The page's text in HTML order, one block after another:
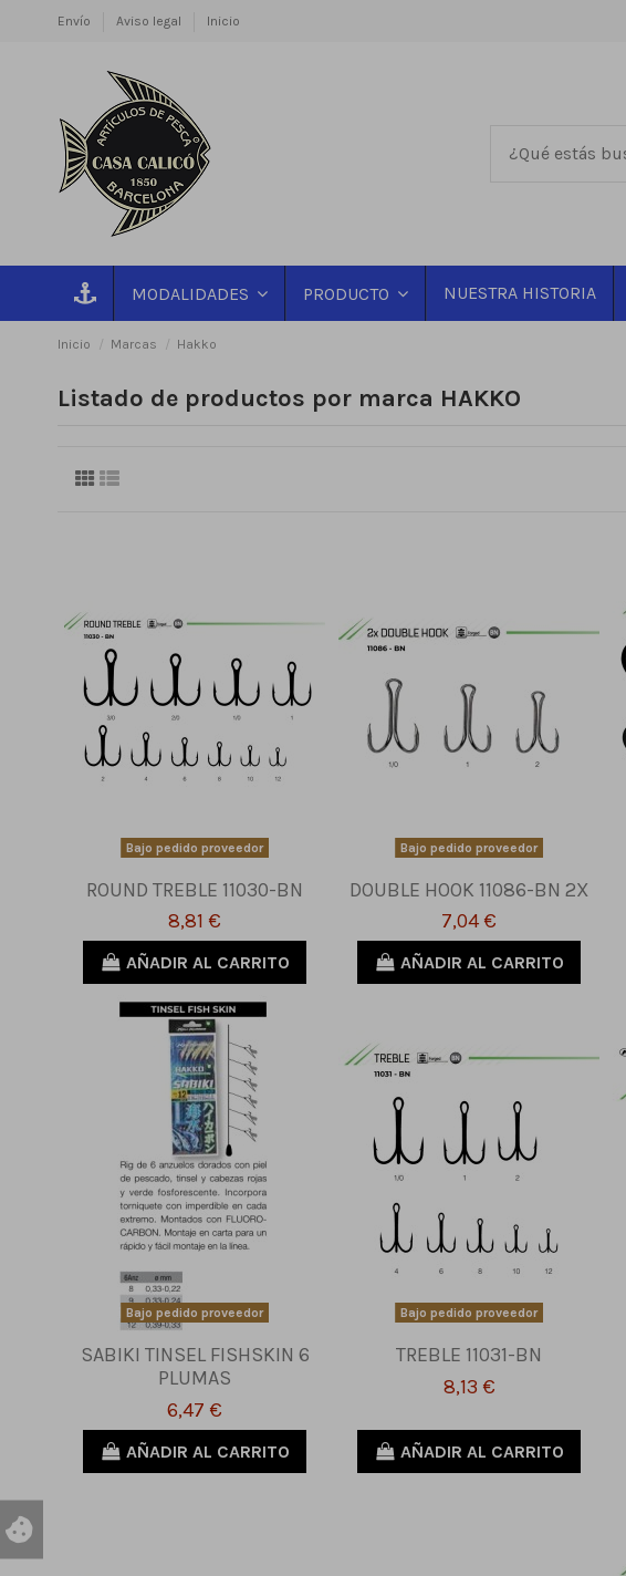
Envío Aviso legal Inicio
MODALIDADES PRODUCTO NUESTRA HISTORIA
Inicio Marcas Hakko
Listado de productos por marca HAKKO
Bajo pedido proveedor
ROUND TREBLE 11030-BN
8,81 €
AÑADIR AL CARRITO
Bajo pedido proveedor
DOUBLE HOOK 11086-BN 2X
7,04 €
AÑADIR AL CARRITO
Bajo pedido proveedor
SABIKI TINSEL FISHSKIN 6
PLUMAS
6,47 €
AÑADIR AL CARRITO
Bajo pedido proveedor
TREBLE 11031-BN
8,13 €
AÑADIR AL CARRITO